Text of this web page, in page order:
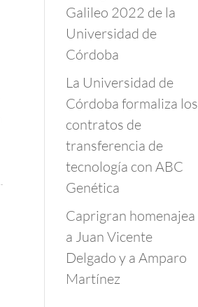
Galileo 2022 de la
Universidad de
Córdoba
La Universidad de
Córdoba formaliza los
contratos de
transferencia de
tecnología con ABC
Genética
Caprigran homenajea
a Juan Vicente
Delgado y a Amparo
Martínez